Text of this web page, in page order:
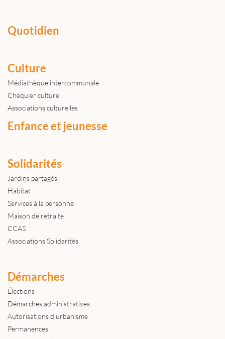
Quotidien
Culture
Médiathèque intercommunale
Chéquier culturel
Associations culturelles
Enfance et jeunesse
Solidarités
Jardins partagés
Habitat
Services à la personne
Maison de retraite
CCAS
Associations Solidarités
Démarches
Élections
Démarches administratives
Autorisations d'urbanisme
Permanences